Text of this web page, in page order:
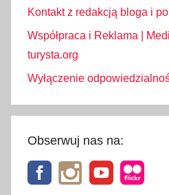
Kontakt z redakcją bloga i
Współpraca i Reklama |
turysta.org
Wyłączenie
Obserwuj nas na: